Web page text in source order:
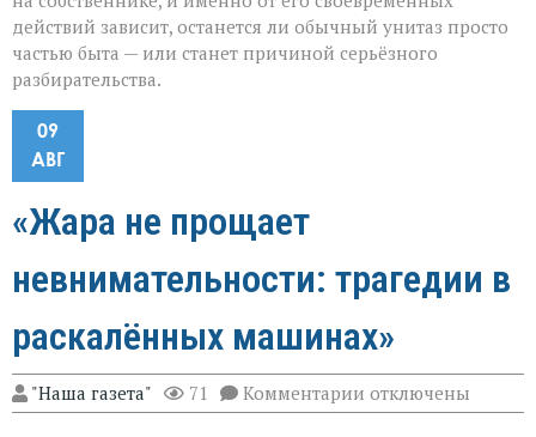
действий зависит, останется ли обычный унитаз просто
частью быта — или станет причиной серьёзного
разбирательства.
09
АВГ
«Жара не прощает
невнимательности: трагедии в
раскалённых машинах»
"Наша газета" 71 Комментарии к
записи
отключены